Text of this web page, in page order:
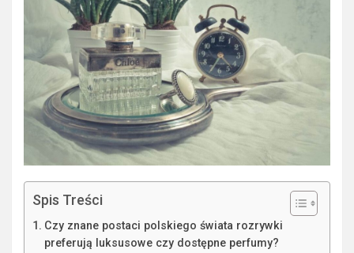
Spis Treści
Czy znane postaci polskiego świata rozrywki
preferują luksusowe czy dostępne perfumy?